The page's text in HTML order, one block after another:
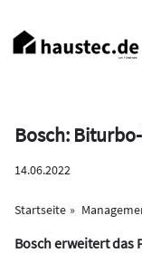
zum
Inhalt
Bosch:
14.06.2022
Startseite
Bosch erweitert das